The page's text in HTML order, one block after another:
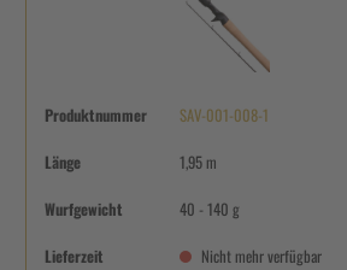
Produktnummer SAV-001-008-1
Länge 1,95 m
Wurfgewicht 40 - 140 g
Lieferzeit Nicht mehr verfügbar